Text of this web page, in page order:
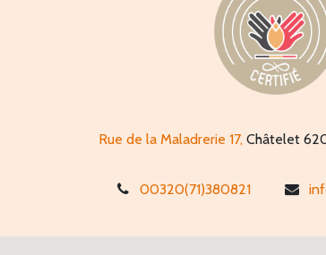
Rue de la Maladrerie 17, Châtelet
00320(71)380821